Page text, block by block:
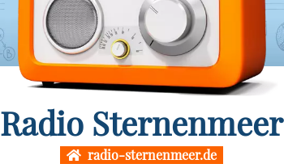
Radio Sternenmeer
radio-sternenmeer.de